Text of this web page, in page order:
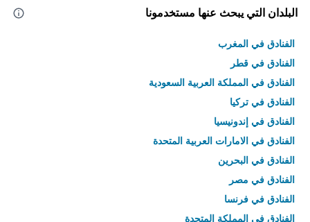
البلدان التي يبحث عنها مستخدمونا
الفنادق في المغرب
الفنادق في قطر
الفنادق في المملكة العربية السعودية
الفنادق في تركيا
الفنادق في إندونيسيا
الفنادق في الامارات العربية المتحدة
الفنادق في البحرين
الفنادق في مصر
الفنادق في فرنسا
الفنادق في المملكة المتحدة